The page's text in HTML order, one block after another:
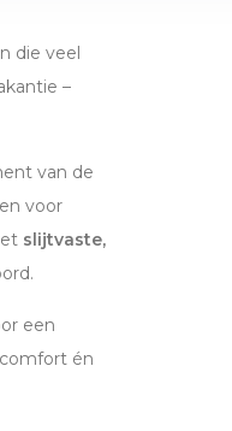
die veel
–
van de
voor
slijtvaste,
een
én